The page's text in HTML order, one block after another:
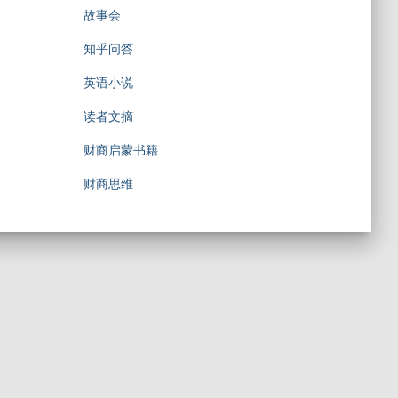
故事会
知乎问答
英语小说
读者文摘
财商启蒙书籍
财商思维